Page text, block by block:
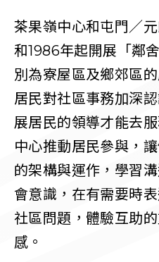
茶果嶺中心和屯門／
和1986年起開展「鄰
別為寮屋區及鄉郊區
居民對社區事務加深
展居民的領導才能去
中心推動居民參與，
的架構與運作，學習
會意識，在有需要時
社區問題，體驗互助
感。
同為
曲/編曲：郭